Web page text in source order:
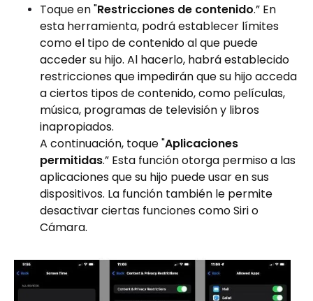
Toque en "Restricciones de contenido.” En
esta herramienta, podrá establecer límites
como el tipo de contenido al que puede
acceder su hijo. Al hacerlo, habrá establecido
restricciones que impedirán que su hijo acceda
a ciertos tipos de contenido, como películas,
música, programas de televisión y libros
inapropiados.
A continuación, toque "Aplicaciones
permitidas.” Esta función otorga permiso a las
aplicaciones que su hijo puede usar en sus
dispositivos. La función también le permite
desactivar ciertas funciones como Siri o
Cámara.